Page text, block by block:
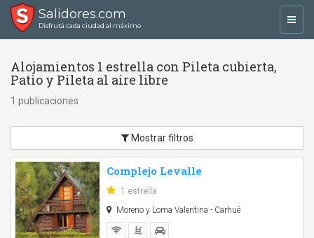
Salidores.com
Disfrutá cada ciudad al máximo
Alojamientos 1 estrella con Pileta cubierta,
Patio y Pileta al aire libre
1 publicaciones
Mostrar filtros
Complejo Levalle
1 estrella
Moreno y Loma Valentina - Carhué